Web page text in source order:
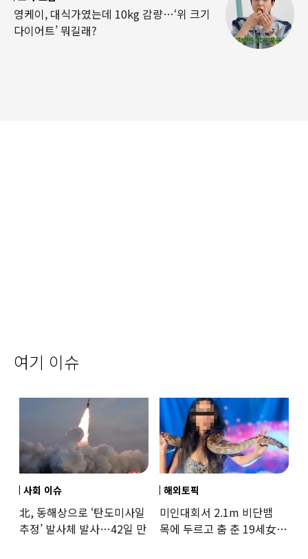
영케이, 대식가였는데 10kg 감량…‘위 크기
다이어트’ 뭐길래?
여기 이슈
사회 이슈
北, 동해상으로 ‘탄도미사일
추정’ 발사체 발사…42일 만
해외토픽
미인대회서 2.1m 비단뱀
목에 두르고 춤 춘 19세女